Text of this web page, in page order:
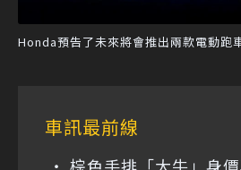
Honda預告了未來將會推出兩款電動跑
車訊最前線